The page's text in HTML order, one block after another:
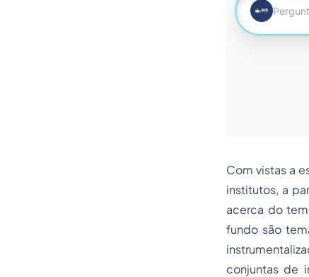
Com vistas a
institutos, a
acerca do
fundo são
conjuntas de